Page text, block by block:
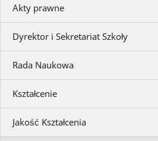
Akty prawne
Dyrektor i Sekretariat Szkoły
Rada Naukowa
Kształcenie
Jakość Kształcenia